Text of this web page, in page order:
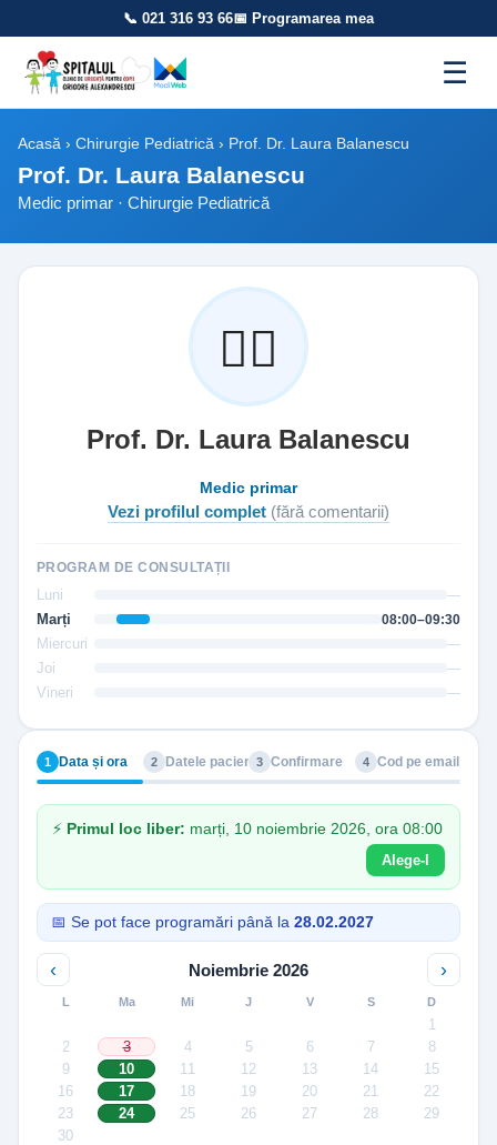
📞 021 316 93 66📅 Programarea mea
☰
Acasă › Chirurgie Pediatrică › Prof. Dr. Laura Balanescu
Prof. Dr. Laura Balanescu
Medic primar · Chirurgie Pediatrică
👩‍⚕️
Prof. Dr. Laura Balanescu
Medic primar
Vezi profilul complet (fără comentarii)
PROGRAM DE CONSULTAȚII
Luni —
Marți 08:00–09:30
Miercuri —
Joi —
Vineri —
1 Data și ora 2 Datele pacientului
3 Confirmare 4 Cod pe email
⚡ Primul loc liber: marți, 10 noiembrie 2026, ora 08:00
Alege-l
📅 Se pot face programări până la 28.02.2027
‹ Noiembrie 2026 ›
L Ma Mi J V S D
1
2
3 4 5 6 7
8
9
10 11 12 13 14
15
16
17 18 19 20 21
22
23
24 25 26 27 28
29
30